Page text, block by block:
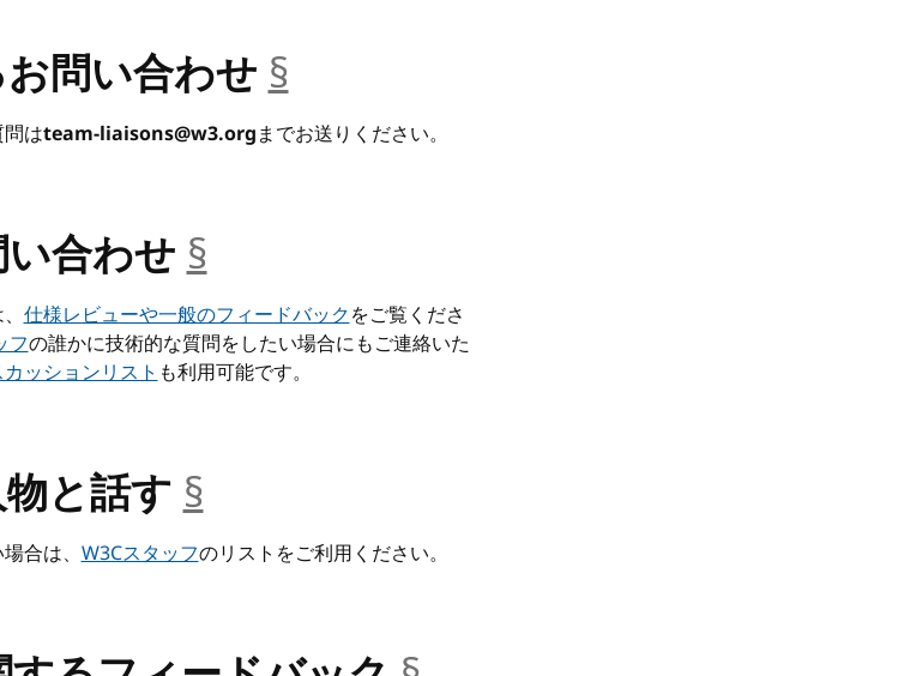
問い合わせ§__anchor
はteam-liaisons@w3.orgまでお送りください。
合わせ§__anchor
仕様レビューや一般のフィードバックをご覧くださ
フの誰かに技術的な質問をしたい場合にもご連絡いた
ッションリストも利用可能です。
と話す§__anchor
合は、W3Cスタッフのリストをご利用ください。